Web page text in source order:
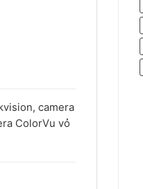
camera
ColorVu vỏ